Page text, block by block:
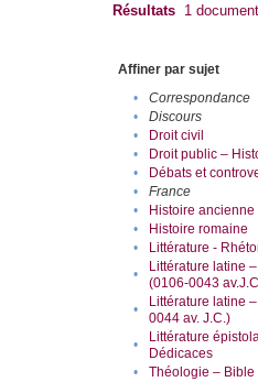
Résultats 1 document
Affiner par sujet
•
Correspondance
•
Discours
•
Droit civil
•
Droit public –
•
Débats et
•
France
•
Histoire ancienne
•
Histoire romaine
•
Littérature -
•
Littérature latine
(0106-0043
•
Littérature latine
0044 av. J.C.)
•
Littérature
Dédicaces
• Théologie – Bible